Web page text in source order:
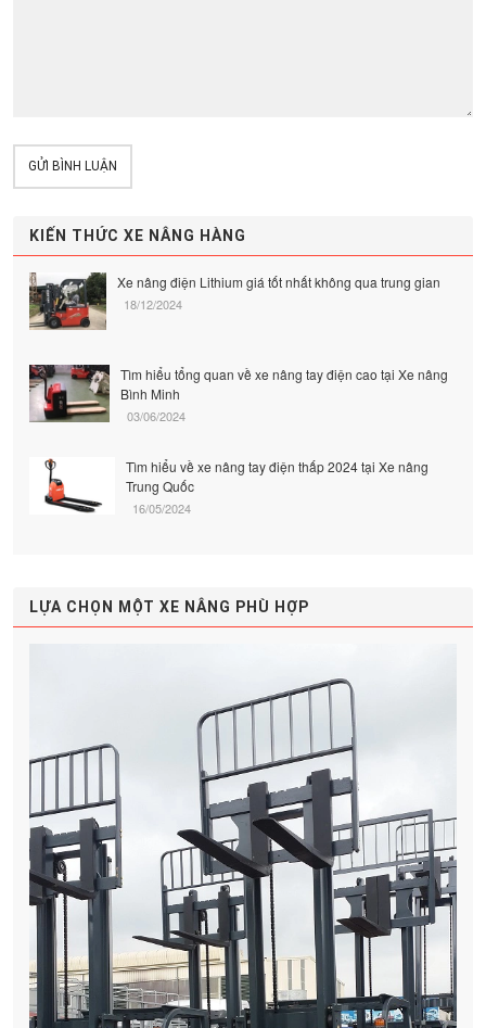
GỬI BÌNH LUẬN
KIẾN THỨC XE NÂNG HÀNG
Xe nâng điện Lithium giá tốt nhất không qua trung gian
18/12/2024
Tìm hiểu tổng quan về xe nâng tay điện cao tại Xe nâng
Bình Minh
03/06/2024
Tìm hiểu về xe nâng tay điện thấp 2024 tại Xe nâng
Trung Quốc
16/05/2024
LỰA CHỌN MỘT XE NÂNG PHÙ HỢP